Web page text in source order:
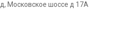
Московское шоссе д 17А